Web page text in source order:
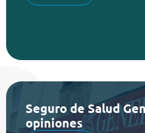
Seguro de Salud
opiniones